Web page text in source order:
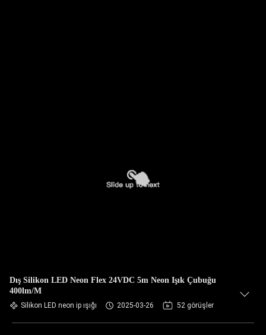
Dış Silikon LED Neon Flex 24VDC 5m Neon Işık Çubuğu
400lm/M
Silikon LED neon ip ışığı 2025-03-26 52 görüşler